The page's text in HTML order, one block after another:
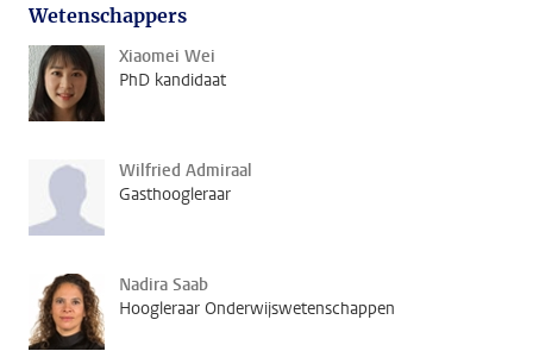
Wetenschappers
Xiaomei Wei
PhD kandidaat
Wilfried Admiraal
Gasthoogleraar
Nadira Saab
Hoogleraar Onderwijswetenschappen